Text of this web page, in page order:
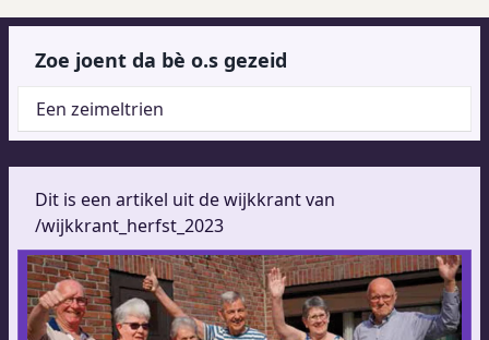
Zoe joent da bè o.s gezeid
Een zeimeltrien
Dit is een artikel uit de wijkkrant van
/wijkkrant_herfst_2023